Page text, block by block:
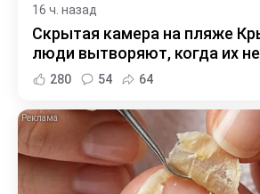
16 ч. назад
Скрытая камера на пляже
люди вытворяют, когда их
280 54 64